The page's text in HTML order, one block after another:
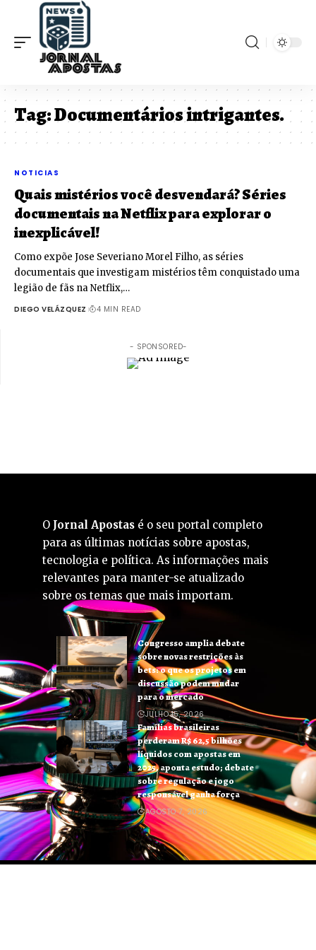
Tag:Documentários intrigantes.
NOTICIAS
Quais mistérios você desvendará? Séries
documentais na Netflix para explorar o
inexplicável!
Como expõe Jose Severiano Morel Filho, as séries
documentais que investigam mistérios têm conquistado uma
legião de fãs na Netflix,…
DIEGO VELÁZQUEZ 4 MIN READ
- SPONSORED-
O Jornal Apostas é o seu portal completo
para as últimas notícias sobre apostas,
tecnologia e política. As informações mais
relevantes para manter-se atualizado
sobre os temas que mais importam.
Congresso amplia debate
sobre novas restrições às
bets: o que os projetos em
discussão podem mudar
para o mercado
JULHO 15, 2026
Famílias brasileiras
perderam R$ 62,5 bilhões
líquidos com apostas em
2025, aponta estudo; debate
sobre regulação e jogo
responsável ganha força
AGOSTO 7, 2026